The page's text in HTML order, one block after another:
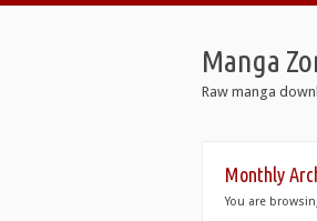
Manga
Raw manga
Monthly
You are